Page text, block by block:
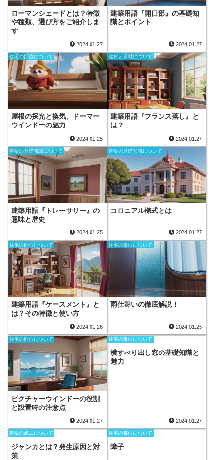
ローマンシェードとは？特徴
や種類、選び方をご紹介しま
す
2024.01.27
建築用語『開口部』の基礎知
識とポイント
2024.01.27
住宅の部位について
屋根の採光と換気、ドーマー
ウインドーの魅力
2024.01.25
建材と資材について
建築用語『フランス落し』と
は？
2024.01.27
建築の基礎知識について
建築用語『トレーサリー』の
意味と歴史
2024.01.25
建築の基礎知識について
コロニアル様式とは
2024.01.27
住宅の部位について
建築用語『ケースメント』と
は？その特徴と使い方
2024.01.26
住宅の部位について
雨仕舞いの徹底解説！
2024.01.25
住宅の部位について
ピクチャーウインドーの役割
と設置時の注意点
2024.01.27
住宅の部位について
横すべり出し窓の基礎知識と
魅力
2024.01.27
建築の施工について
ジャンカとは？発生原因と対
策
住宅の部位について
障子